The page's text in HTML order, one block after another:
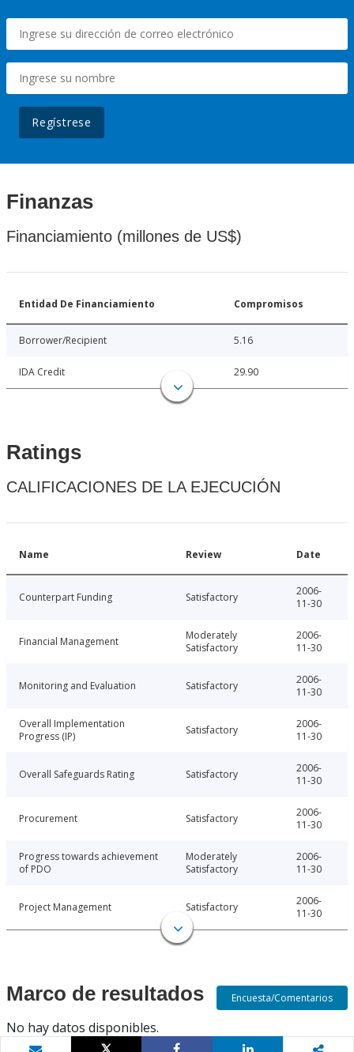
Regístrese
Finanzas
Financiamiento (millones de US$)
Entidad De Financiamiento Compromisos
Borrower/Recipient 5.16
IDA Credit 29.90
Ratings
CALIFICACIONES DE LA EJECUCIÓN
Name Review Date
Counterpart Funding Satisfactory
2006-
11-30
Financial Management
Moderately
Satisfactory
2006-
11-30
Monitoring and Evaluation Satisfactory
2006-
11-30
Overall Implementation
Progress (IP)
Satisfactory
2006-
11-30
Overall Safeguards Rating Satisfactory
2006-
11-30
Procurement Satisfactory
2006-
11-30
Progress towards achievement
of PDO
Moderately
Satisfactory
2006-
11-30
Project Management Satisfactory
2006-
11-30
Marco de resultados
No hay datos disponibles.
Encuesta/Comentarios